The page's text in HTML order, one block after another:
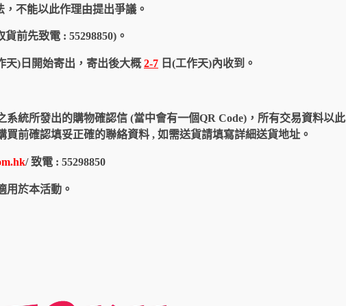
不能以此作理由提出爭議。
前先致電 : 55298850)。
天)日開始寄出，寄出後大概 2-7 日(工作天)內收到。
系統所發出的購物確認信 (當中會有一個QR Code)，所有交易資料以此
買前確認填妥正確的聯絡資料 , 如需送貨請填寫詳細送貨地址。
/ 致電 : 55298850
用於本活動。